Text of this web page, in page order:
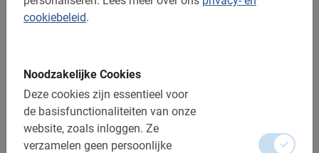
cookiebeleid.
Noodzakelijke Cookies
Deze cookies zijn essentieel voor
de basisfunctionaliteiten van onze
website, zoals inloggen. Ze
verzamelen geen persoonlijke
n.v.t.
Comfortabele fietsen.
4.8 (4)
V.a. € 14,-